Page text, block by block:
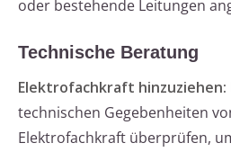
oder bestehende Leitungen
Technische Beratung
Elektrofachkraft hinzuziehen:
technischen Gegebenheiten
Elektrofachkraft überprüfen,